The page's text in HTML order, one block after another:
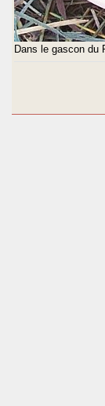
Dans le gascon